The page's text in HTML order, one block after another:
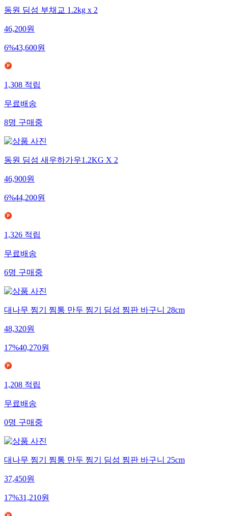
동원 딤섬 부채교 1.2kg x 2
46,200원
6%43,600원
1,308 적립
무료배송
8명 구매중
동원 딤섬 새우하가우1.2KG X 2
46,900원
6%44,200원
1,326 적립
무료배송
6명 구매중
대나무 찜기 찜통 만두 찜기 딤섬 찜판 바구니 28cm
48,320원
17%40,270원
1,208 적립
무료배송
0명 구매중
대나무 찜기 찜통 만두 찜기 딤섬 찜판 바구니 25cm
37,450원
17%31,210원